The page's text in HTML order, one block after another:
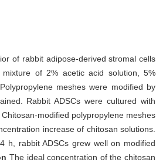
of rabbit adipose-derived stromal cells
of 2% acetic acid solution, 5%
meshes were modified by
Rabbit ADSCs were cultured with
Chitosan-modified polypropylene meshes
increase of chitosan solutions.
h, rabbit ADSCs grew well on modified
The ideal concentration of the chitosan